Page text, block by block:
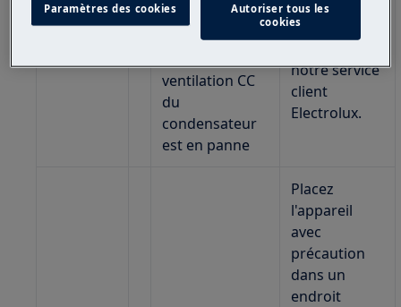
Si l'écran
affiche "L3", le
ventilation CC
du
condensateur
est en panne
notre service
client
Electrolux.
Placez
l'appareil
avec
précaution
dans un
endroit
Paramètres des cookies
Autoriser tous les
cookies